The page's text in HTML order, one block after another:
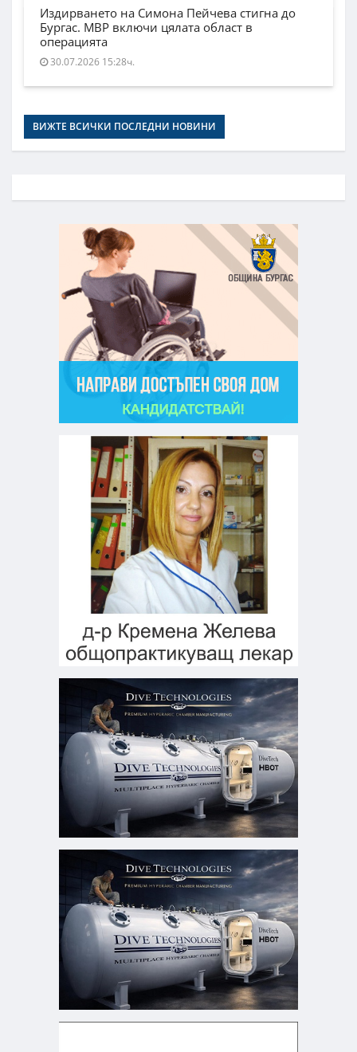
Издирването на Симона Пейчева стигна до
Бургас. МВР включи цялата област в
операцията
30.07.2026 15:28ч.
ВИЖТЕ ВСИЧКИ ПОСЛЕДНИ НОВИНИ